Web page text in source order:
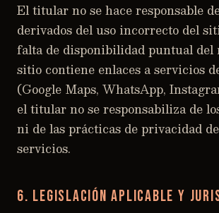
El titular no se hace responsable
derivados del uso incorrecto del
falta de disponibilidad puntual del
sitio contiene enlaces a servicios
(Google Maps, WhatsApp,
el titular no se responsabiliza de
ni de las prácticas de privacidad
servicios.
6. Legislación aplicable y